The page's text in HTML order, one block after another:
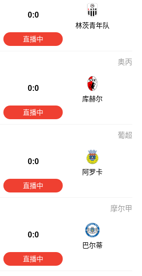
0:0
林茨青年队
直播中
奥丙
0:0
库赫尔
直播中
葡超
0:0
阿罗卡
直播中
摩尔甲
0:0
巴尔蒂
直播中